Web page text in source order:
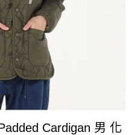
Cardigan 男 化